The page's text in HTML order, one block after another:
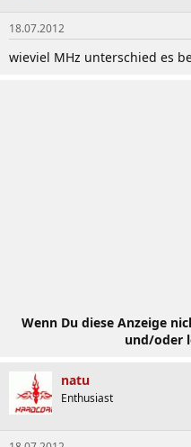
r
m
18.07.2012
wieviel MHz unterschied es
Wenn Du diese Anzeige
und/oder
natu
Enthusiast